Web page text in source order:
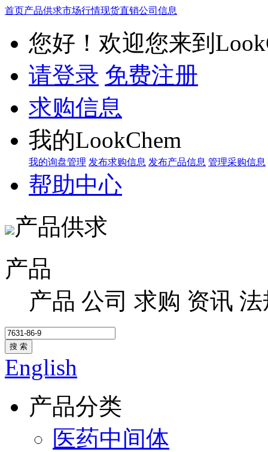
首页产品供求市场行情现货直销公司信息
您好！欢迎您来到
请登录 免费注册
求购信息
我的LookChem
我的询盘管理 发布求购信息 发布产品信息 管理采购信息
帮助中心
产品供求
产品
产品 公司 求购 资讯 法
搜 索
English
产品分类
医药中间体